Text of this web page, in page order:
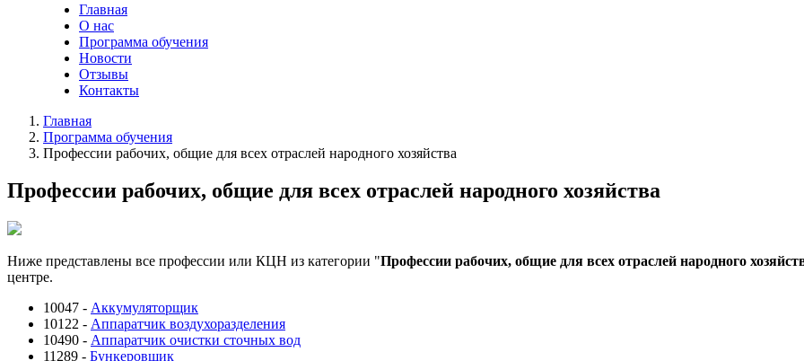
Главная
О нас
Программа обучения
Новости
Отзывы
Контакты
Главная
Программа обучения
Профессии рабочих, общие для всех отраслей народного хозяйства
Профессии рабочих, общие для всех отраслей народного хозяйства
Ниже представлены все профессии или КЦН из категории "Профессии рабочих, общие для всех отраслей народного
центре.
10047 - Аккумуляторщик
10122 - Аппаратчик воздухоразделения
10490 - Аппаратчик очистки сточных вод
11289 - Бункеровщик